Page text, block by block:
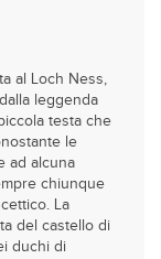
al Loch Ness,
leggenda
testa che
le
ad alcuna
chiunque
La
del castello di
duchi di